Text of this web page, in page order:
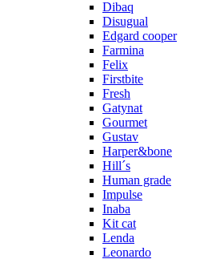
Dibaq
Disugual
Edgard cooper
Farmina
Felix
Firstbite
Fresh
Gatynat
Gourmet
Gustav
Harper&bone
Hill´s
Human grade
Impulse
Inaba
Kit cat
Lenda
Leonardo